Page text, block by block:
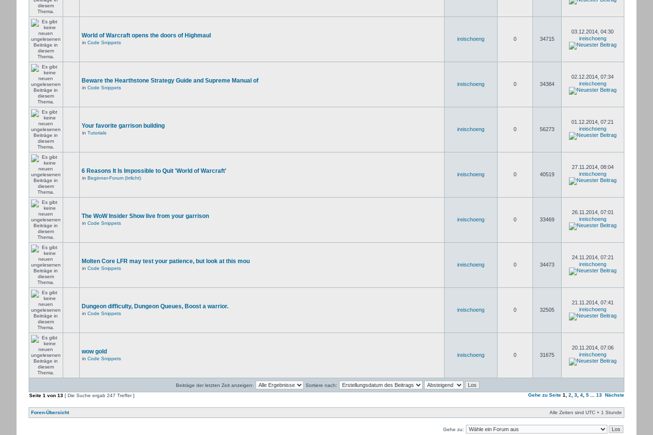
World of Warcraft opens the doors of Highmaul
in Code Snippets
ireischoeng 0 34715
03.12.2014, 04:30
ireischoeng
Beware the Hearthstone Strategy Guide and Supreme Manual of
in Code Snippets
ireischoeng 0 34384
02.12.2014, 07:34
ireischoeng
Your favorite garrison building
in Tutorials
ireischoeng 0 56273
01.12.2014, 07:21
ireischoeng
6 Reasons It Is Impossible to Quit 'World of Warcraft'
in Beginner-Forum (Irrlicht)
ireischoeng 0 40519
27.11.2014, 08:04
ireischoeng
The WoW Insider Show live from your garrison
in Code Snippets
ireischoeng 0 33469
26.11.2014, 07:01
ireischoeng
Molten Core LFR may test your patience, but look at this mou
in Code Snippets
ireischoeng 0 34473
24.11.2014, 07:21
ireischoeng
Dungeon difficulty, Dungeon Queues, Boost a warrior.
in Code Snippets
ireischoeng 0 32505
21.11.2014, 07:41
ireischoeng
wow gold
in Code Snippets
ireischoeng 0 31675
20.11.2014, 07:06
ireischoeng
Beiträge der letzten Zeit anzeigen:
Sortiere nach:
Seite 1 von 13[ Die Suche ergab 247 Treffer ] Gehe zu Seite 1 ,2 ,3 ,4 ,5 ...13 Nächste
Foren-Übersicht Alle Zeiten sind UTC + 1 Stunde
Gehe zu: